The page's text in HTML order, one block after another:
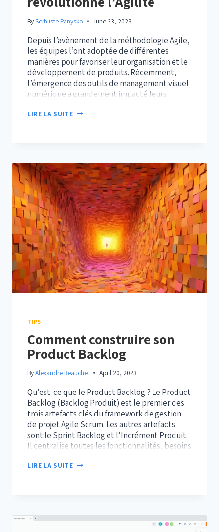
BySerhiiste Panysko June 23, 2023
Depuis l’avènement de la méthodologie Agile,
les équipes l’ont adoptée de différentes
manières pour favoriser leur organisation et le
développement de produits. Récemment,
l’émergence des outils de management visuel
numérique a grandement impacté leurs
membre d’une équipe ou que vous
LIRE LA SUITECOMMENT
RÉVOLUTIONNE
L’AGILITÉ
TIPS
Comment construire son
Product Backlog
ByAlexandre Beauchet April 20, 2023
Qu’est-ce que le Product Backlog ? Le Product
Backlog (Backlog Produit) est le premier des
trois artefacts clés du framework de gestion
de projet Agile Scrum. Les autres artefacts
sont le Sprint Backlog et l’Incrément Produit.
Il centralise toutes les fonctionnalités, besoins
atteindre votre vision produit et vos
LIRE LA SUITECOMMENT